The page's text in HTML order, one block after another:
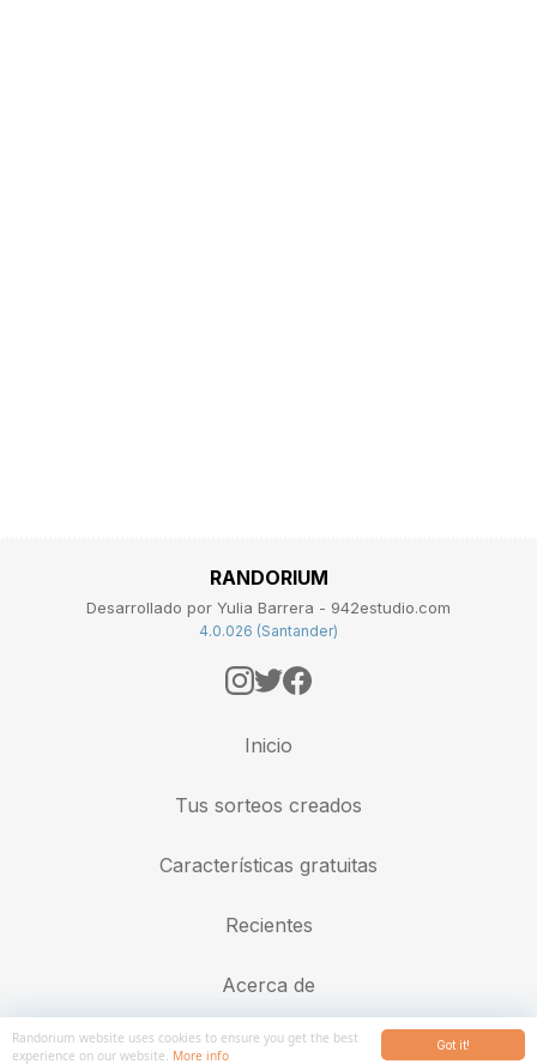
RANDORIUM
Desarrollado por Yulia Barrera - 942estudio.com
4.0.026 (Santander)
Inicio
Tus sorteos creados
Características gratuitas
Recientes
Acerca de
Got it!
Randorium website uses cookies to ensure you get the best
experience on our website. More info